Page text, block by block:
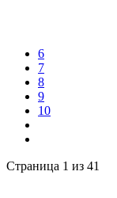
6
7
8
9
10
Страница 1 из 41